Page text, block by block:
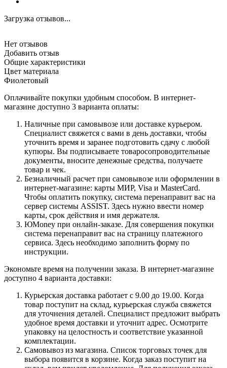
Загрузка отзывов...
Нет отзывов
Добавить отзыв
Общие характеристики
Цвет материала
Фиолетовый
Оплачивайте покупки удобным способом. В интернет-
магазине доступно 3 варианта оплаты:
Наличные при самовывозе или доставке курьером.
Специалист свяжется с вами в день доставки, чтобы
уточнить время и заранее подготовить сдачу с любой
купюры. Вы подписываете товаросопроводительные
документы, вносите денежные средства, получаете
товар и чек.
Безналичный расчет при самовывозе или оформлении в
интернет-магазине: карты МИР, Visa и MasterCard.
Чтобы оплатить покупку, система перенаправит вас на
сервер системы ASSIST. Здесь нужно ввести номер
карты, срок действия и имя держателя.
ЮMoney при онлайн-заказе. Для совершения покупки
система перенаправит вас на страницу платежного
сервиса. Здесь необходимо заполнить форму по
инструкции.
Экономьте время на получении заказа. В интернет-магазине
доступно 4 варианта доставки:
Курьерская доставка работает с 9.00 до 19.00. Когда
товар поступит на склад, курьерская служба свяжется
для уточнения деталей. Специалист предложит выбрать
удобное время доставки и уточнит адрес. Осмотрите
упаковку на целостность и соответствие указанной
комплектации.
Самовывоз из магазина. Список торговых точек для
выбора появится в корзине. Когда заказ поступит на